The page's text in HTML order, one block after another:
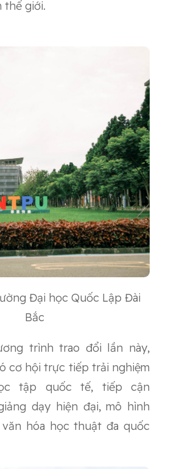
thế giới.
Đại học Quốc Lập Đài
Bắc
trình trao đổi lần này,
cơ hội trực tiếp trải nghiệm
tập quốc tế, tiếp cận
dạy hiện đại, mô hình
hóa học thuật đa quốc